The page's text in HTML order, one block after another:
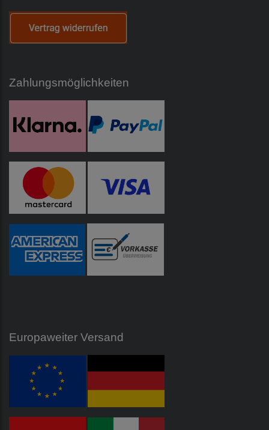
Zahlungsmöglichkeiten
Europaweiter Versand